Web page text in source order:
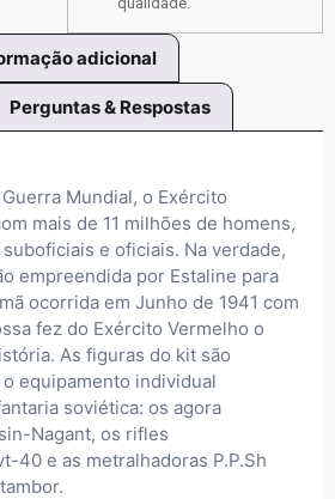
adicional
Perguntas & Respostas
Mundial, o Exército
mais de 11 milhões de homens,
e oficiais. Na verdade,
empreendida por Estaline para
ocorrida em Junho de 1941 com
fez do Exército Vermelho o
As figuras do kit são
equipamento individual
soviética: os agora
Nagant, os rifles
40 e as metralhadoras P.P.Sh